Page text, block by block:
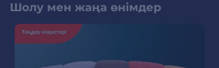
Шолу мен жаңа өнімдер